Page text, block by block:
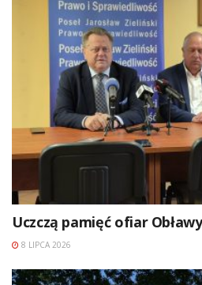
Uczczą pamięć ofiar
8 LIPCA 2026